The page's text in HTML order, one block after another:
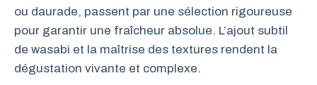
ou daurade, passent par une sélection rigoureuse
pour garantir une fraîcheur absolue. L’ajout subtil
de wasabi et la maîtrise des textures rendent la
dégustation vivante et complexe.